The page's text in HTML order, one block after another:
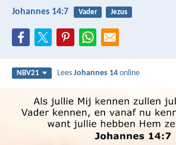
Johannes 14:7 Vader Jezus
NBV21 LeesJohannes 14 online